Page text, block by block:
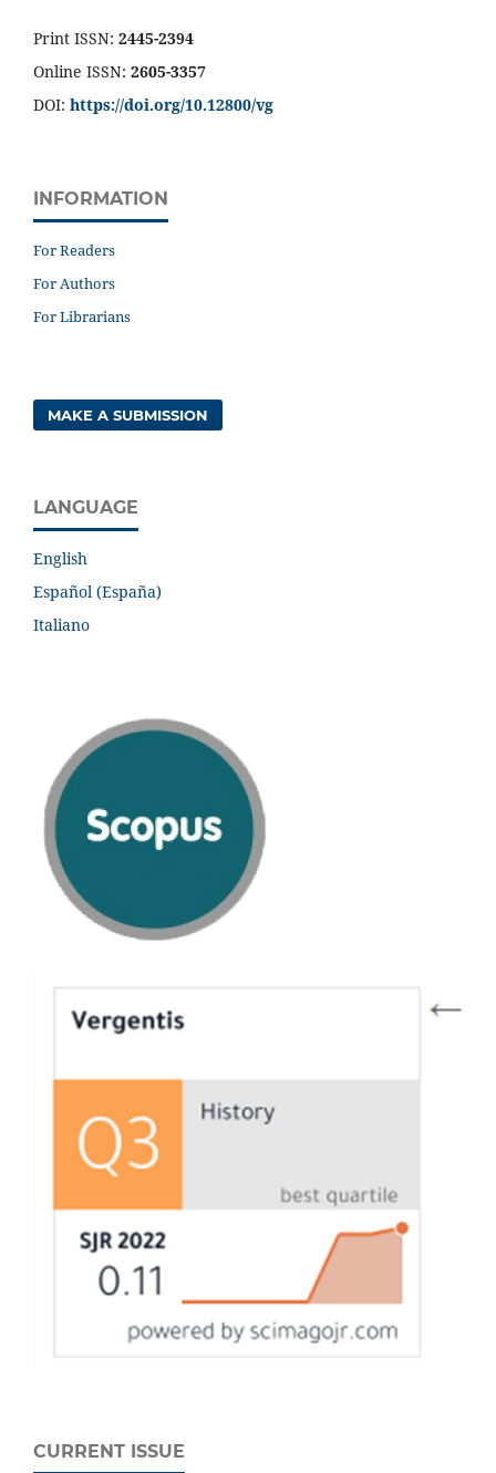
Print ISSN: 2445-2394
Online ISSN: 2605-3357
DOI: https://doi.org/10.12800/vg
INFORMATION
For Readers
For Authors
For Librarians
MAKE A SUBMISSION
LANGUAGE
English
Español (España)
Italiano
CURRENT ISSUE